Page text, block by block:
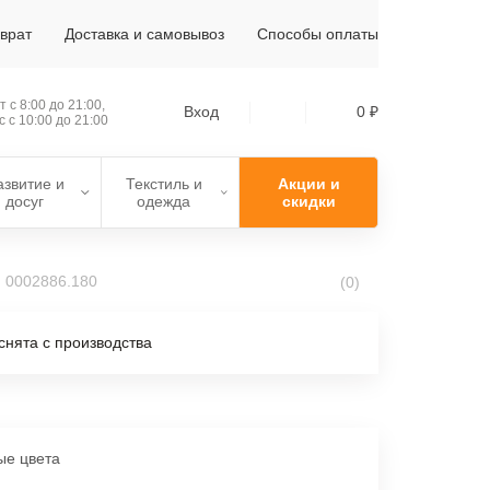
Доставка и самовывоз Способы оплаты
с 8:00 до 21:00,
с 10:00 до 21:00
Вход 0 ₽
и
досуг
Текстиль и
одежда
Акции и
скидки
0002886.180 (0)
цвета
с производства